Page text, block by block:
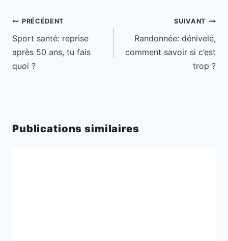
Navigation
de
l’article
PRÉCÉDENT
Sport santé: reprise
après 50 ans, tu fais
quoi ?
SUIVANT
Randonnée: dénivelé,
comment savoir si c’est
trop ?
Publications similaires